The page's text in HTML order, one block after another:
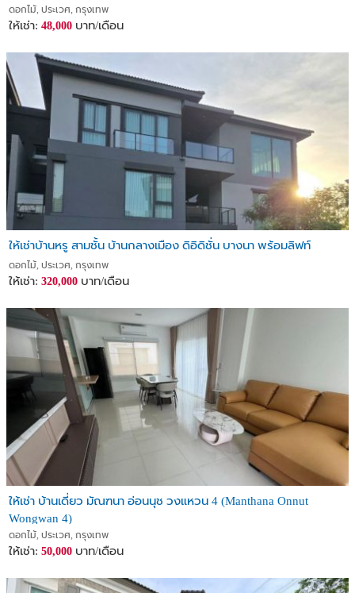
ดอกไม้, ประเวศ, กรุงเทพ
ให้เช่า: 48,000 บาท/เดือน
ให้เช่าบ้านหรู สามชั้น บ้านกลางเมือง ดิอิดิชั่น บางนา พร้อมลิฟท์
ดอกไม้, ประเวศ, กรุงเทพ
ให้เช่า: 320,000 บาท/เดือน
ให้เช่า บ้านเดี่ยว มัณฑนา อ่อนนุช วงแหวน 4 (Manthana Onnut
Wongwan 4)
ดอกไม้, ประเวศ, กรุงเทพ
ให้เช่า: 50,000 บาท/เดือน